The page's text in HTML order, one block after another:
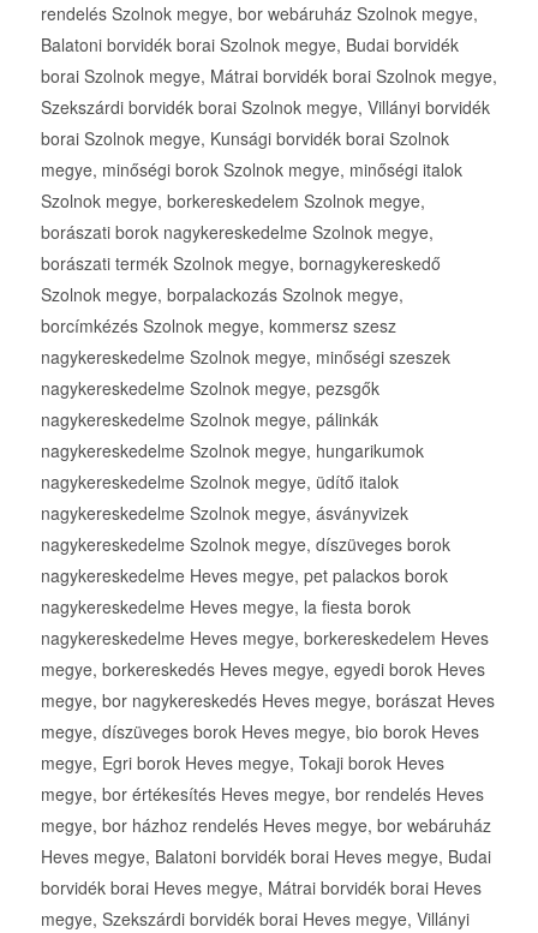
rendelés Szolnok megye, bor webáruház Szolnok megye,
Balatoni borvidék borai Szolnok megye, Budai borvidék
borai Szolnok megye, Mátrai borvidék borai Szolnok megye,
Szekszárdi borvidék borai Szolnok megye, Villányi borvidék
borai Szolnok megye, Kunsági borvidék borai Szolnok
megye, minőségi borok Szolnok megye, minőségi italok
Szolnok megye, borkereskedelem Szolnok megye,
borászati borok nagykereskedelme Szolnok megye,
borászati termék Szolnok megye, bornagykereskedő
Szolnok megye, borpalackozás Szolnok megye,
borcímkézés Szolnok megye, kommersz szesz
nagykereskedelme Szolnok megye, minőségi szeszek
nagykereskedelme Szolnok megye, pezsgők
nagykereskedelme Szolnok megye, pálinkák
nagykereskedelme Szolnok megye, hungarikumok
nagykereskedelme Szolnok megye, üdítő italok
nagykereskedelme Szolnok megye, ásványvizek
nagykereskedelme Szolnok megye, díszüveges borok
nagykereskedelme Heves megye, pet palackos borok
nagykereskedelme Heves megye, la fiesta borok
nagykereskedelme Heves megye, borkereskedelem Heves
megye, borkereskedés Heves megye, egyedi borok Heves
megye, bor nagykereskedés Heves megye, borászat Heves
megye, díszüveges borok Heves megye, bio borok Heves
megye, Egri borok Heves megye, Tokaji borok Heves
megye, bor értékesítés Heves megye, bor rendelés Heves
megye, bor házhoz rendelés Heves megye, bor webáruház
Heves megye, Balatoni borvidék borai Heves megye, Budai
borvidék borai Heves megye, Mátrai borvidék borai Heves
megye, Szekszárdi borvidék borai Heves megye, Villányi